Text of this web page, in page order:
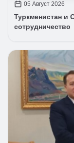
05 Август 2026
Туркменистан и
сотрудничество